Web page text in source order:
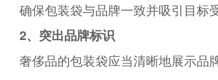
确保包装袋与品牌一致并吸引目标
2、突出品牌标识
奢侈品的包装袋应当清晰地展示品